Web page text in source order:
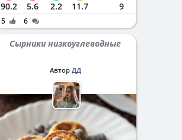
90.2 5.6 2.2 11.7 9
5 6
Сырники низкоуглеводные
Автор ДД